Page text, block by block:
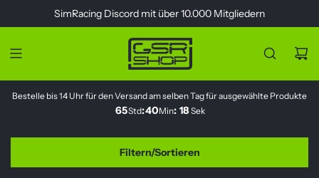
SimRacing Discord mit über 10.000 Mitgliedern
Bestelle bis 14 Uhr für den Versand am selben Tag für ausgewählte Produkte
65Std:40Min: 18 Sek
Filtern/Sortieren